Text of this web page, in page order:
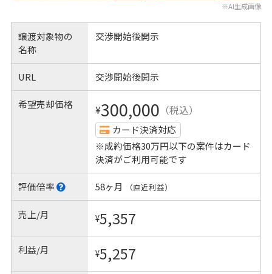
※AI生成画像
譲渡対象物の
名称
交渉開始後開示
URL 交渉開始後開示
希望売却価格 ¥300,000 （税込）
カード決済対応
※成約価格30万円以下の案件はカード
決済がご利用可能です
評価倍率 58ヶ月 （直近利益）
売上/月 ¥5,357
利益/月 ¥5,257